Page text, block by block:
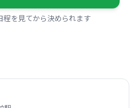
程を見てから決められます